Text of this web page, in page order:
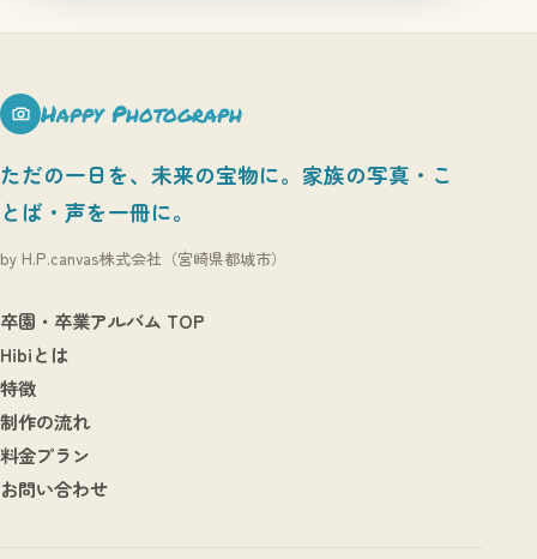
Happy Photograph
ただの一日を、未来の宝物に。家族の写真・こ
とば・声を一冊に。
by H.P.canvas株式会社（宮崎県都城市）
卒園・卒業アルバム TOP
Hibiとは
特徴
制作の流れ
料金プラン
お問い合わせ